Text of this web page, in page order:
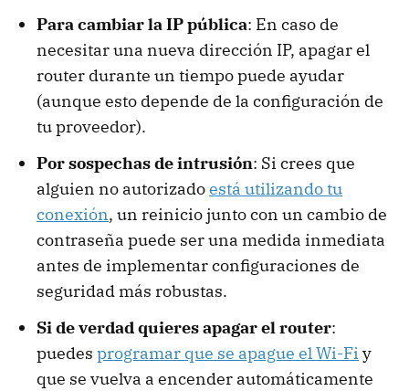
Para cambiar la IP pública: En caso de
necesitar una nueva dirección IP, apagar el
router durante un tiempo puede ayudar
(aunque esto depende de la configuración de
tu proveedor).
Por sospechas de intrusión: Si crees que
alguien no autorizadoestá utilizando tu
conexión, un reinicio junto con un cambio de
contraseña puede ser una medida inmediata
antes de implementar configuraciones de
seguridad más robustas.
Si de verdad quieres apagar el router:
puedes programar que se apague el Wi-Fi y
que se vuelva a encender automáticamente